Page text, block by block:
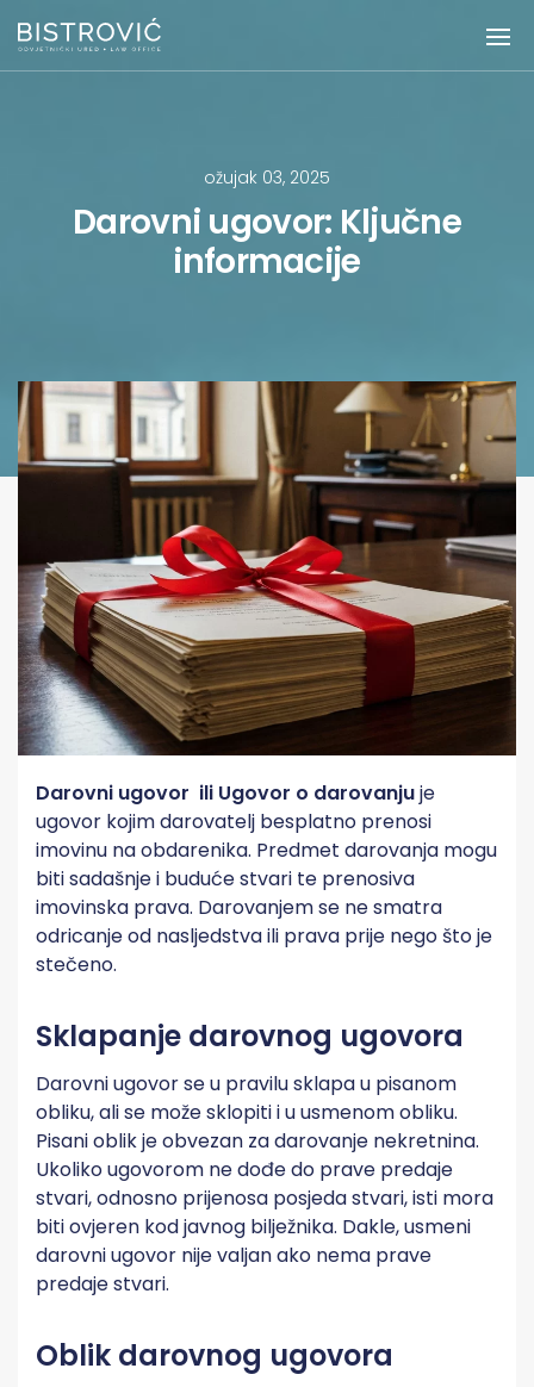
ožujak 03, 2025
Darovni ugovor: Ključne
informacije
Darovni ugovor ili Ugovor o darovanjuje
ugovor kojim darovatelj besplatno prenosi
imovinu na obdarenika. Predmet darovanja mogu
biti sadašnje i buduće stvari te prenosiva
imovinska prava. Darovanjem se ne smatra
odricanje od nasljedstva ili prava prije nego što je
stečeno.
Sklapanje darovnog ugovora
Darovni ugovor se u pravilu sklapa u pisanom
obliku, ali se može sklopiti i u usmenom obliku.
Pisani oblik je obvezan za darovanje nekretnina.
Ukoliko ugovorom ne dođe do prave predaje
stvari, odnosno prijenosa posjeda stvari, isti mora
biti ovjeren kod javnog bilježnika. Dakle, usmeni
darovni ugovor nije valjan ako nema prave
predaje stvari.
Oblik darovnog ugovora